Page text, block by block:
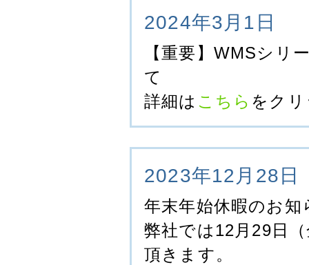
2024年3月1日
【重要】WMSシリ
て
詳細は こちら をク
2023年12月28日
年末年始休暇のお知
弊社では12月29日
頂きます。